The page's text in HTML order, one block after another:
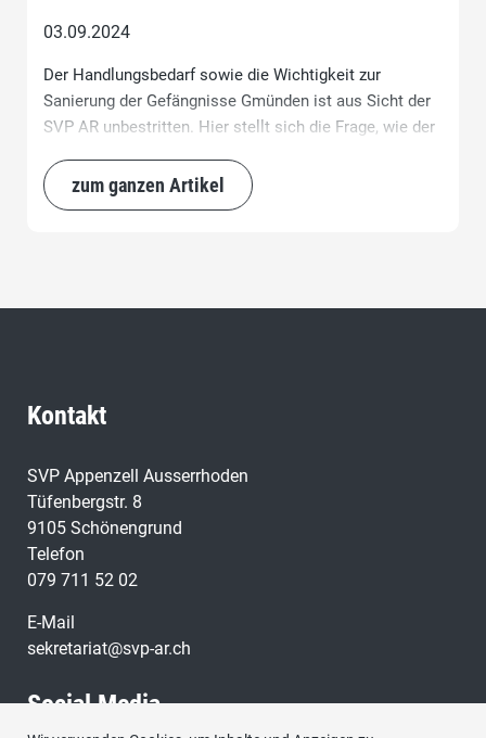
03.09.2024
Der Handlungsbedarf sowie die Wichtigkeit zur
Sanierung der Gefängnisse Gmünden ist aus Sicht der
SVP AR unbestritten. Hier stellt sich die Frage, wie der
umzugehen, und was genau mit den Rückstellungen
(Fonds) von Gmünden passiert. Hier sind Ausführungen
zum ganzen Artikel
Kontakt
SVP Appenzell Ausserrhoden
Tüfenbergstr. 8
9105 Schönengrund
Telefon
079 711 52 02
E-Mail
sekretariat@svp-ar.ch
Social Media